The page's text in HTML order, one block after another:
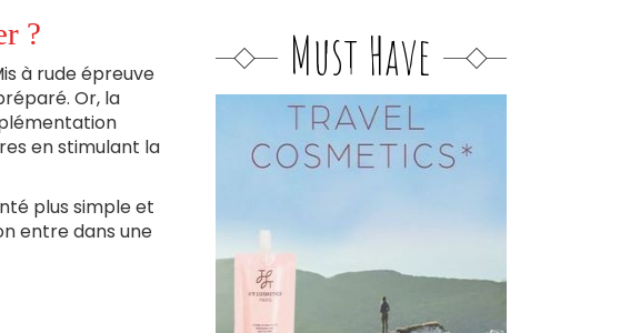
?
à rude épreuve
Or, la
en stimulant la
plus simple et
entre dans une
Must Have